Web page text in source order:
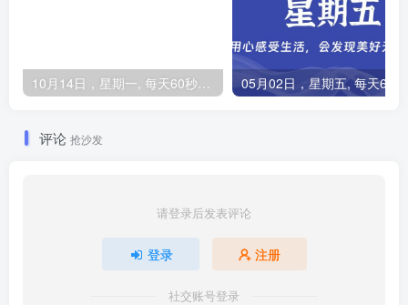
评论 抢沙发
请登录后发表评论
登录 注册
社交账号登录